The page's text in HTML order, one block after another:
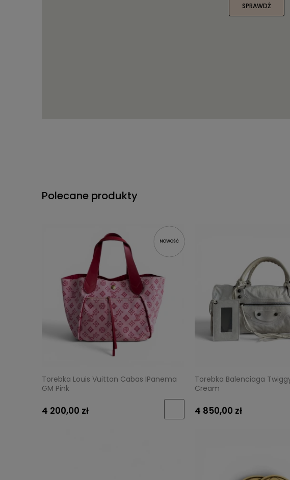
SPRAWDŹ
Polecane produkty
Torebka Louis Vuitton Cabas IPanema
GM Pink
4 200,00 zł
NOWOŚĆ
Torebka Balenciaga
Cream
4 850,00 zł